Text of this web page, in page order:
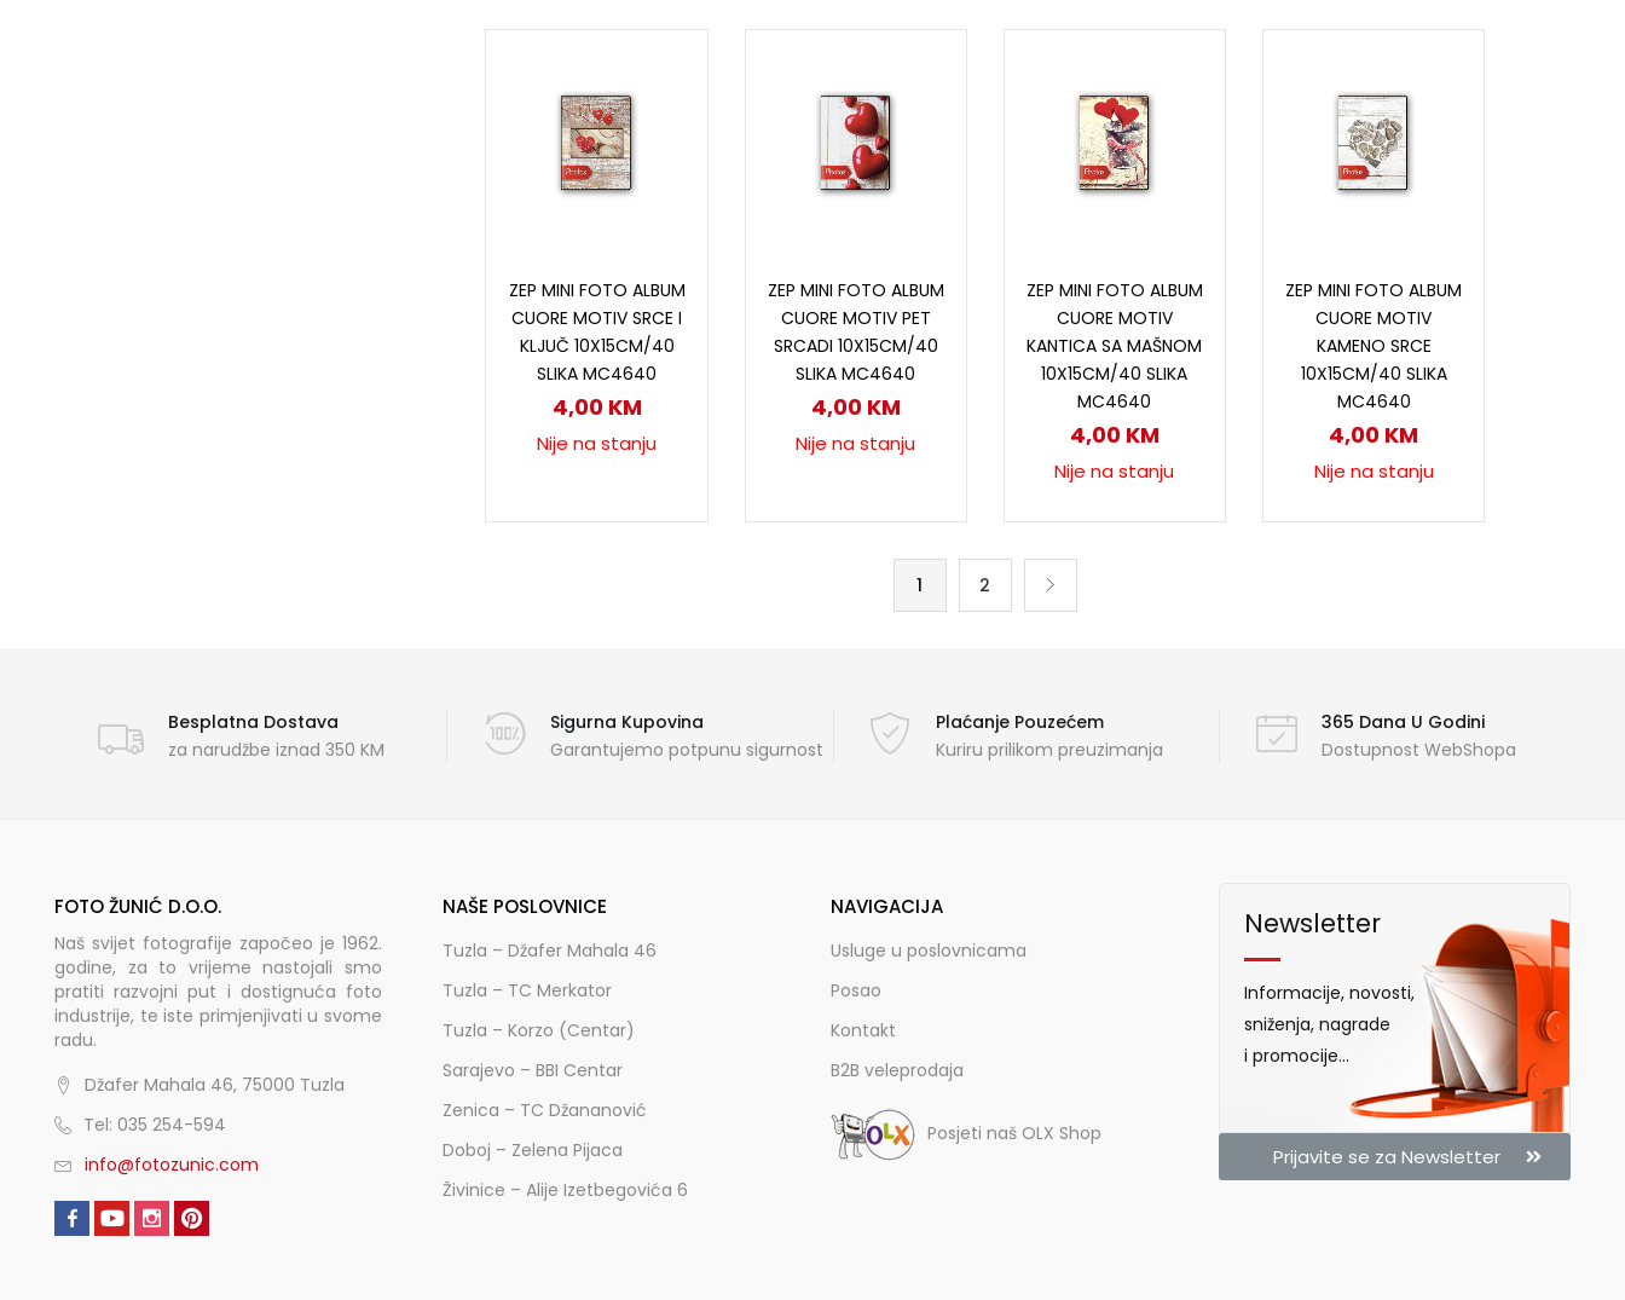
ZEP MINI FOTO ALBUM
CUORE MOTIV SRCE I
KLJUČ 10X15CM/40
SLIKA MC4640
4,00 KM
Nije na stanju
ZEP MINI FOTO ALBUM
CUORE MOTIV PET
SRCADI 10X15CM/40
SLIKA MC4640
4,00 KM
Nije na stanju
ZEP MINI FOTO ALBUM
CUORE MOTIV
KANTICA SA MAŠNOM
10X15CM/40 SLIKA
MC4640
4,00 KM
Nije na stanju
ZEP MINI FOTO ALBUM
CUORE MOTIV
KAMENO SRCE
10X15CM/40 SLIKA
MC4640
4,00 KM
Nije na stanju
1 2
Besplatna Dostava
za narudžbe iznad 350 KM
Sigurna Kupovina
Garantujemo potpunu sigurnost
Plaćanje Pouzećem
Kuriru prilikom preuzimanja
365 Dana U Godini
Dostupnost WebShopa
FOTO ŽUNIĆ D.O.O.
Naš svijet fotografije započeo je 1962.
godine, za to vrijeme nastojali smo
pratiti razvojni put i dostignuća foto
industrije, te iste primjenjivati u svome
radu.
Džafer Mahala 46, 75000 Tuzla
Tel: 035 254-594
info@fotozunic.com
NAŠE POSLOVNICE
Tuzla – Džafer Mahala 46
Tuzla – TC Merkator
Tuzla – Korzo (Centar)
Sarajevo – BBI Centar
Zenica – TC Džananović
Doboj – Zelena Pijaca
Živinice – Alije Izetbegovića 6
NAVIGACIJA
Usluge u poslovnicama
Posao
Kontakt
B2B veleprodaja
Posjeti naš OLX Shop
Newsletter
Informacije, novosti,
sniženja, nagrade
i promocije...
Prijavite se za Newsletter